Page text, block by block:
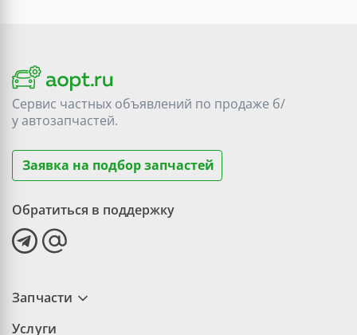
Сервис частных объявлений по продаже б/
уавтозапчастей.
Заявка на подбор запчастей
Обратиться в поддержку
Запчасти
Услуги